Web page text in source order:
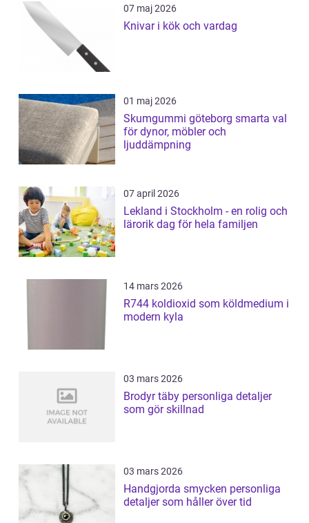
07 maj 2026
Knivar i kök och vardag
01 maj 2026
Skumgummi göteborg smarta val
för dynor, möbler och
ljuddämpning
07 april 2026
Lekland i Stockholm - en rolig och
lärorik dag för hela familjen
14 mars 2026
R744 koldioxid som köldmedium i
modern kyla
03 mars 2026
Brodyr täby personliga detaljer
som gör skillnad
03 mars 2026
Handgjorda smycken personliga
detaljer som håller över tid